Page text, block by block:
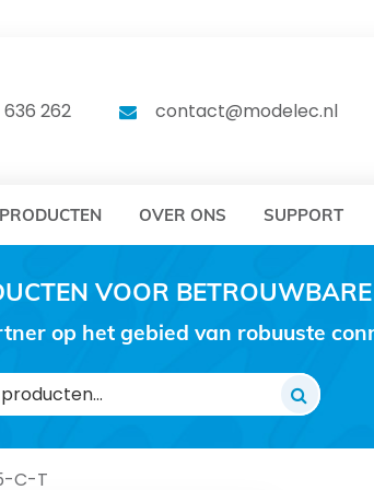
636 262 contact@modelec.nl
PRODUCTEN OVER ONS SUPPORT
VOOR
op het gebied van robuuste
C-T